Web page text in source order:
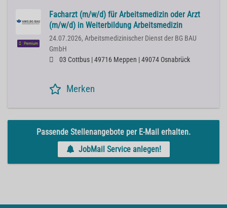
Premium
Facharzt (m/w/d) für Arbeitsmedizin oder Arzt
(m/w/d) in Weiterbildung Arbeitsmedizin
24.07.2026, Arbeitsmedizinischer Dienst der BG BAU
GmbH
03 Cottbus | 49716 Meppen | 49074 Osnabrück
Merken
Passende Stellenangebote per E-Mail erhalten.
JobMail Service anlegen!